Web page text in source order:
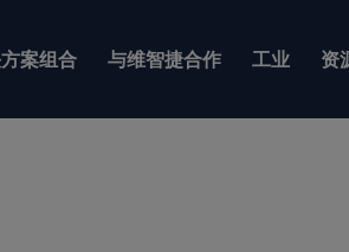
案组合 与维智捷合作 工业 资